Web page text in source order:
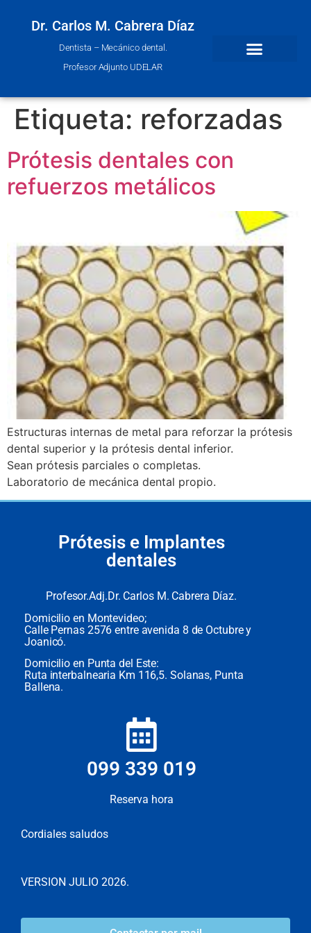
Dr. Carlos M. Cabrera Díaz
Dentista – Mecánico dental.
Profesor Adjunto UDELAR
Etiqueta: reforzadas
Prótesis dentales con
refuerzos metálicos
Estructuras internas de metal para reforzar la prótesis
dental superior y la prótesis dental inferior.
Sean prótesis parciales o completas.
Laboratorio de mecánica dental propio.
Prótesis e Implantes
dentales
Profesor.Adj.Dr. Carlos M. Cabrera Díaz.
Domicilio en Montevideo;
Calle Pernas 2576 entre avenida 8 de Octubre y
Joanicó.
Domicilio en Punta del Este:
Ruta interbalnearia Km 116,5. Solanas, Punta
Ballena.
099 339 019
Reserva hora
Cordiales saludos
VERSION JULIO 2026.